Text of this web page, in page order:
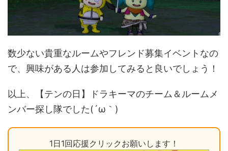
数少ない貴重なルームやフレンド募集イベントなの
で、興味がある人は参加してみると良いでしょう！
以上、【テンの日】ドラキーマのチーム＆ルームメ
ンバー探し隊でした(´ω｀)
1日1回応援クリックお願いします！